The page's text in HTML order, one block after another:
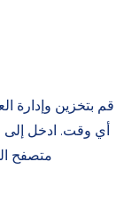
قم بتخزين وإدارة
أي وقت. ادخل إلى
متصفح الويب.